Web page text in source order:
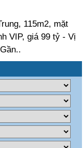
115m2, mặt
VIP, giá 99 tỷ - Vị